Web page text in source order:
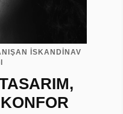
İSKANDİNAV